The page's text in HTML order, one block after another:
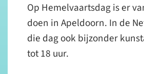
Op Hemelvaartsdag is er
doen in Apeldoorn. In de
die dag ook bijzonder
tot 18 uur.